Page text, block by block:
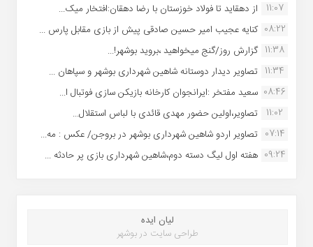
11:07
از دهقاید تا فولاد خوزستان با رضا دهقان:افتخار میک...
08:22 کنایه عجیب امیر حسین صادقی پیش از بازی مقابل پارس ...
11:38 گزارش روز/گنج میخواهید ،بروید بوشهر!...
11:34 تصاویر دیدار دوستانه شاهین شهردارى بوشهر و سپاهان ...
08:46 سعید مفتخر :ایرانجوان کارخانه بازیکن سازی فوتبال ا...
11:02
تصاویر،اولین حضور مهدی قائدی با لباس استقلال...
07:14 تصاویر اردو شاهین شهرداری بوشهر در بروجن/ عکس : مه...
09:24 هفته اول لیگ دسته دوم،شاهین شهرداری بازی پر حادثه ...
لیان ایده
طراحی سایت در بوشهر